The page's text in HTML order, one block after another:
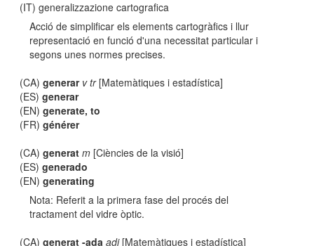
(IT) generalizzazione cartografica
Acció de simplificar els elements cartogràfics i llur
representació en funció d'una necessitat particular i
segons unes normes precises.
(CA)generar v tr[Matemàtiques i estadística]
(ES)generar
(EN)generate, to
(FR)générer
(CA)generat m [Ciències de la visió]
(ES)generado
(EN)generating
Nota: Referit a la primera fase del procés del
tractament del vidre òptic.
(CA)generat -ada adj[Matemàtiques i estadística]